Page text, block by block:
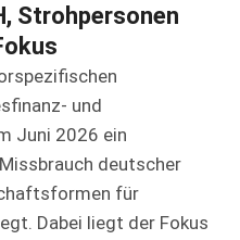
Strohpersonen
und
Juni 2026 ein
deutscher
für
Dabei liegt der Fokus